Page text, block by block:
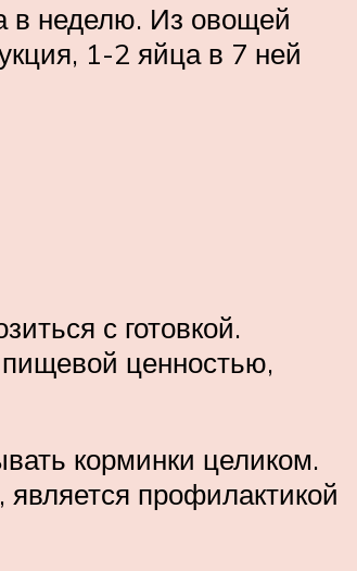
в неделю. Из овощей
1-2 яйца в 7 ней
с готовкой.
ценностью,
корминки целиком.
профилактикой